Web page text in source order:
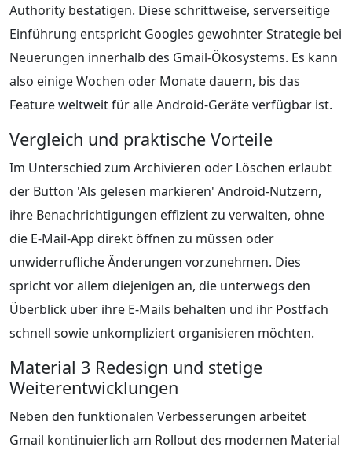
Authority bestätigen. Diese schrittweise, serverseitige
Einführung entspricht Googles gewohnter Strategie bei
Neuerungen innerhalb des Gmail-Ökosystems. Es kann
also einige Wochen oder Monate dauern, bis das
Feature weltweit für alle Android-Geräte verfügbar ist.
Vergleich und praktische Vorteile
Im Unterschied zum Archivieren oder Löschen erlaubt
der Button 'Als gelesen markieren' Android-Nutzern,
ihre Benachrichtigungen effizient zu verwalten, ohne
die E-Mail-App direkt öffnen zu müssen oder
unwiderrufliche Änderungen vorzunehmen. Dies
spricht vor allem diejenigen an, die unterwegs den
Überblick über ihre E-Mails behalten und ihr Postfach
schnell sowie unkompliziert organisieren möchten.
Material 3 Redesign und stetige
Weiterentwicklungen
Neben den funktionalen Verbesserungen arbeitet
Gmail kontinuierlich am Rollout des modernen Material